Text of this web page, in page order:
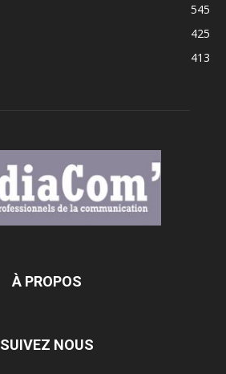
545
425
413
À PROPOS
SUIVEZ NOUS